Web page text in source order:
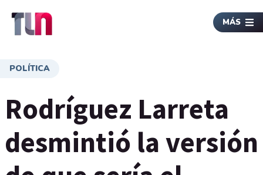
MÁS
POLÍTICA
Rodríguez Larreta
desmintió la versión